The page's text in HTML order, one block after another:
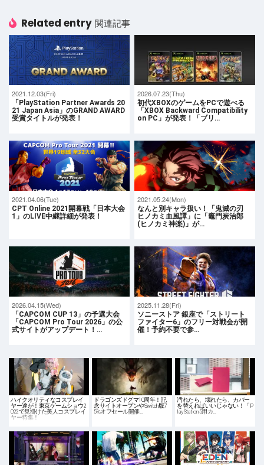
Related entry 関連記事
2021.12.03(Fri)
「PlayStation Partner Awards 20
21 Japan Asia」のGRAND AWARD
受賞タイトルが発表！
2026.07.23(Thu)
初代XBOXのゲームをPCで遊べる
「XBOX Backward Compatibility
on PC」が発表！「ブリ…
2021.04.06(Tue)
CPT Online 2021開幕戦「日本大会
1」のLIVE中継詳細が発表！
2021.05.24(Mon)
なんと別キャラ扱い！「鬼滅の刃
ヒノカミ血風譚」に「竈門炭治郎
(ヒノカミ神楽)」が…
2026.04.15(Wed)
「CAPCOM CUP 13」の予選大会
「CAPCOM Pro Tour 2026」の公
式サイトがアップデート！…
2025.11.28(Fri)
ソニーストア 銀座で「ストリート
ファイター6」のフリー対戦会が開
催！予約不要で参…
ハイクオリティなコスプレイ
ヤー達が！東京ゲームショウ2
022で見掛けた美人コスプレイ
ヤー特集！
ドラゴンズドグマ10周年！記
念サイトオープンやSwitch版7
5%オフセール開催…
汚れたら、壊れたら、カバー
を替えればいいじゃない！「P
layStation 5用カ…